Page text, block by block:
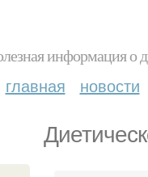
информация о
главная новости